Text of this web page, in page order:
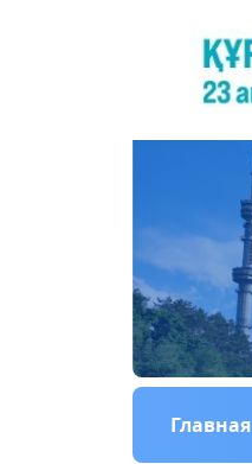
Главная